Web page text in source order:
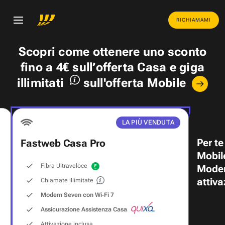
RICHIAMAMI
Scopri come ottenere uno sconto
fino a 4€ sull’offerta Casa egiga
illimitati
sull'offerta Mobile
LA PIÙ VENDUTA
Fastweb Casa Pro
Fibra Ultraveloce
Chiamate illimitate
Modem Seven con Wi‑Fi 7
Assicurazione Assistenza Casa
Per